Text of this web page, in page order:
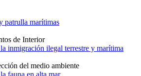
patrulla marítimas
de Interior
inmigración ilegal terrestre y marítima
del medio ambiente